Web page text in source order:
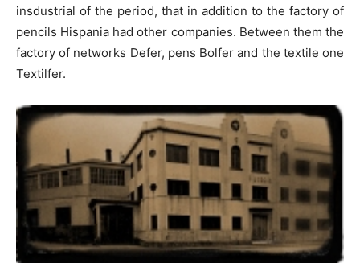
insdustrial of the period, that in addition to the factory of
pencils Hispania had other companies. Between them the
factory of networks Defer, pens Bolfer and the textile one
Textilfer.